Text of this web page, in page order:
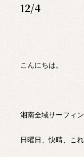
12/4
こんにちは。
湘南全域サーフィン
日曜日、快晴、こ